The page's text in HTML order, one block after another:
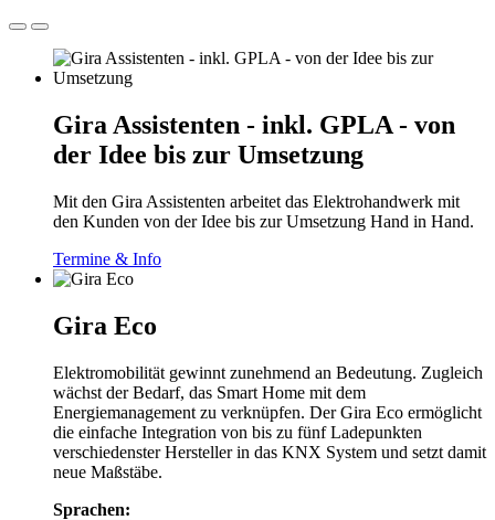
Gira Assistenten - inkl. GPLA - von
der Idee bis zur Umsetzung
Mit den Gira Assistenten arbeitet das Elektrohandwerk mit
den Kunden von der Idee bis zur Umsetzung Hand in Hand.
Termine & Info
Gira Eco
Elektromobilität gewinnt zunehmend an Bedeutung. Zugleich
wächst der Bedarf, das Smart Home mit dem
Energiemanagement zu verknüpfen. Der Gira Eco ermöglicht
die einfache Integration von bis zu fünf Ladepunkten
verschiedenster Hersteller in das KNX System und setzt damit
neue Maßstäbe.
Sprachen: